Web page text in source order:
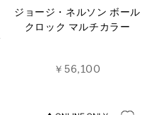
ジョージ・ネルソン ボール
クロック マルチカラー
￥56,100